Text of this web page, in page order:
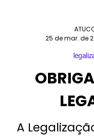
A
25 de mar. de